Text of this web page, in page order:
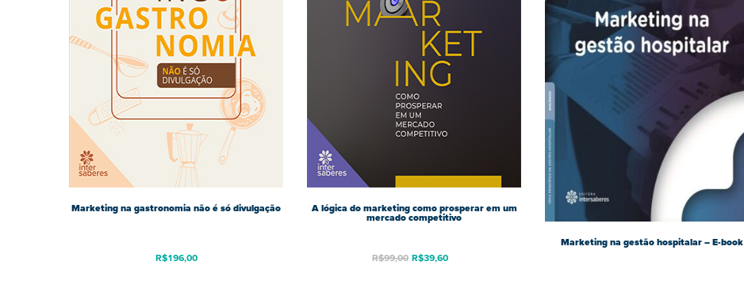
Marketing na gastronomia não é só divulgação
R$196,00
A lógica do marketing como prosperar em um
mercado competitivo
R$99,00 R$39,60
Marketing na gestão hospitalar – E-book